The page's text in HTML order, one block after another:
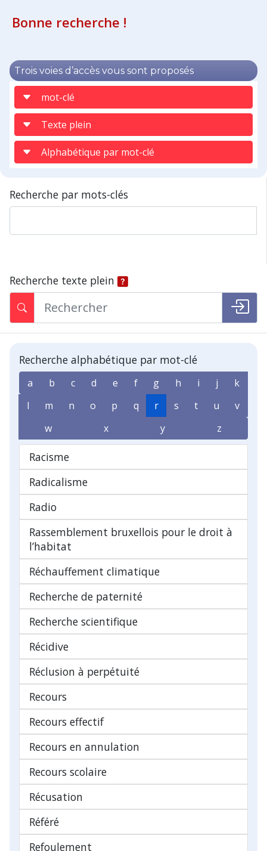
Bonne recherche !
Trois voies d’accès vous sont proposés
mot-clé
Texte plein
Alphabétique par mot-clé
Recherche par mots-clés
Recherche texte plein
Recherche alphabétique par mot-clé
a b c d e f g h i j
k
l
m n o p q r s t u
v
w
x y z
Racisme
Radicalisme
Radio
Rassemblement bruxellois pour le droit à
l’habitat
Réchauffement climatique
Recherche de paternité
Recherche scientifique
Récidive
Réclusion à perpétuité
Recours
Recours effectif
Recours en annulation
Recours scolaire
Récusation
Référé
Refoulement